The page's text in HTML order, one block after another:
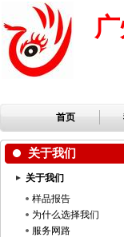
首页
关于我们
关于我们
样品报告
为什么选择我们
服务网路